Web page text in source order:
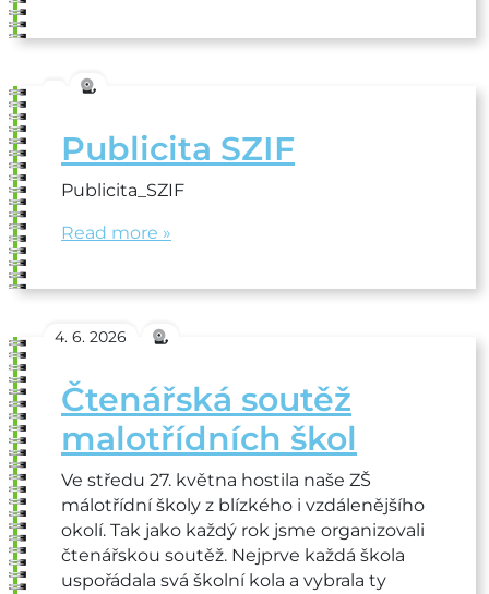
Publicita SZIF
Publicita_SZIF
Read more »
4. 6. 2026
Čtenářská soutěž
malotřídních škol
Ve středu 27. května hostila naše ZŠ
málotřídní školy z blízkého i vzdálenějšího
okolí. Tak jako každý rok jsme organizovali
čtenářskou soutěž. Nejprve každá škola
uspořádala svá školní kola a vybrala ty